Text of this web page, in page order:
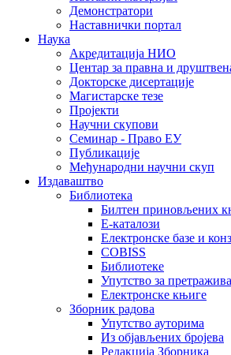
Демонстратори
Наставнички портал
Наука
Акредитација НИО
Центар за правна и
Докторске дисертације
Магистарске тезе
Пројекти
Научни скупови
Семинар - Право ЕУ
Публикације
Међународни научни скуп
Издаваштво
Библиотека
Билтен приновљених
Е-каталози
Електронске базе и
COBISS
Библиотеке
Упутство за
Електронске књиге
Зборник радова
Упутство ауторима
Из објављених бројева
Редакција Зборника